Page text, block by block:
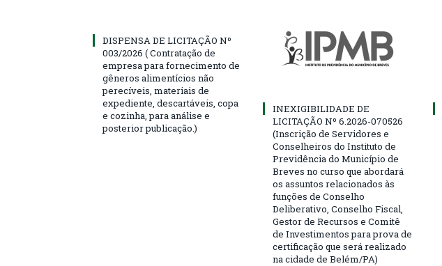
DISPENSA DE LICITAÇÃO Nº
003/2026 ( Contratação de
empresa para fornecimento de
gêneros alimentícios não
perecíveis, materiais de
expediente, descartáveis, copa
e cozinha, para análise e
posterior publicação.)
INEXIGIBILIDADE DE
LICITAÇÃO Nº 6.2026-070526
(Inscrição de Servidores e
Conselheiros do Instituto de
Previdência do Município de
Breves no curso que abordará
os assuntos relacionados às
funções de Conselho
Deliberativo, Conselho Fiscal,
Gestor de Recursos e Comitê
de Investimentos para prova de
certificação que será realizado
na cidade de Belém/PA)